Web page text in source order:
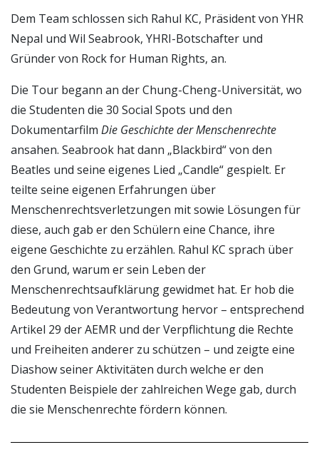
Dem Team schlossen sich Rahul KC, Präsident von YHR
Nepal und Wil Seabrook, YHRI-Botschafter und
Gründer von Rock for Human Rights, an.
Die Tour begann an der Chung-Cheng-Universität, wo
die Studenten die 30 Social Spots und den
Dokumentarfilm Die Geschichte der Menschenrechte
ansahen. Seabrook hat dann „Blackbird“ von den
Beatles und seine eigenes Lied „Candle“ gespielt. Er
teilte seine eigenen Erfahrungen über
Menschenrechtsverletzungen mit sowie Lösungen für
diese, auch gab er den Schülern eine Chance, ihre
eigene Geschichte zu erzählen. Rahul KC sprach über
den Grund, warum er sein Leben der
Menschenrechtsaufklärung gewidmet hat. Er hob die
Bedeutung von Verantwortung hervor – entsprechend
Artikel 29 der AEMR und der Verpflichtung die Rechte
und Freiheiten anderer zu schützen – und zeigte eine
Diashow seiner Aktivitäten durch welche er den
Studenten Beispiele der zahlreichen Wege gab, durch
die sie Menschenrechte fördern können.